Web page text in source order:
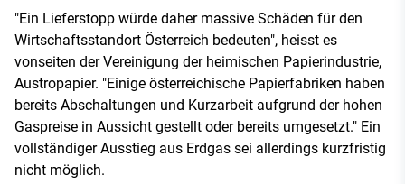
"Ein Lieferstopp würde daher massive Schäden für den
Wirtschaftsstandort Österreich bedeuten", heisst es
vonseiten der Vereinigung der heimischen Papierindustrie,
Austropapier. "Einige österreichische Papierfabriken haben
bereits Abschaltungen und Kurzarbeit aufgrund der hohen
Gaspreise in Aussicht gestellt oder bereits umgesetzt." Ein
vollständiger Ausstieg aus Erdgas sei allerdings kurzfristig
nicht möglich.